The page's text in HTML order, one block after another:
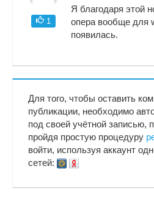
1
Я благодаря этой
опера вообще для
появилась.
Для того, чтобы оставить
публикации, необходимо
под своей учётной записью,
пройдя простую процедуру
войти, используя аккаунт
сетей: